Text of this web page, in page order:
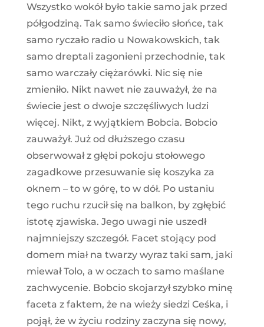
Wszystko wokół było takie samo jak przed
półgodziną. Tak samo świeciło słońce, tak
samo ryczało radio u Nowakowskich, tak
samo dreptali zagonieni przechodnie, tak
samo warczały ciężarówki. Nic się nie
zmieniło. Nikt nawet nie zauważył, że na
świecie jest o dwoje szczęśliwych ludzi
więcej. Nikt, z wyjątkiem Bobcia. Bobcio
zauważył. Już od dłuższego czasu
obserwował z głębi pokoju stołowego
zagadkowe przesuwanie się koszyka za
oknem – to w górę, to w dół. Po ustaniu
tego ruchu rzucił się na balkon, by zgłębić
istotę zjawiska. Jego uwagi nie uszedł
najmniejszy szczegół. Facet stojący pod
domem miał na twarzy wyraz taki sam, jaki
miewał Tolo, a w oczach to samo maślane
zachwycenie. Bobcio skojarzył szybko minę
faceta z faktem, że na wieży siedzi Ceśka, i
pojął, że w życiu rodziny zaczyna się nowy,